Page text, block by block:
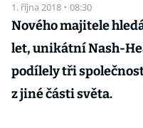
1. října 2018 · 08:30
Nového majitele
let, unikátní Nash-
podílely tři
z jiné části světa.